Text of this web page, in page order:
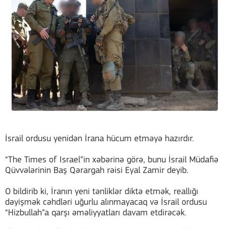
İsrail ordusu yenidən İrana hücum etməyə hazırdır.
“The Times of Israel”in xəbərinə görə, bunu İsrail Müdafiə
Qüvvələrinin Baş Qərargah rəisi Eyal Zamir deyib.
O bildirib ki, İranın yeni tənliklər diktə etmək, reallığı
dəyişmək cəhdləri uğurlu alınmayacaq və İsrail ordusu
“Hizbullah”a qarşı əməliyyatları davam etdirəcək.